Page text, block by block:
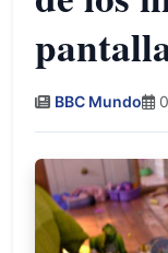
BBC Mundo